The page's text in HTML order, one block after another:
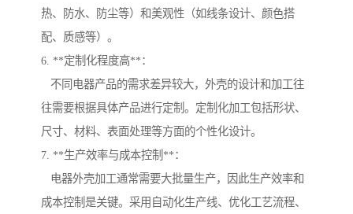
热、防水、防尘等）和美观性（如线条设计、颜色搭
配、质感等）。
6. **定制化程度高**：
不同电器产品的需求差异较大，外壳的设计和加工往
往需要根据具体产品进行定制。定制化加工包括形状、
尺寸、材料、表面处理等方面的个性化设计。
7. **生产效率与成本控制**：
电器外壳加工通常需要大批量生产，因此生产效率和
成本控制是关键。采用自动化生产线、优化工艺流程、